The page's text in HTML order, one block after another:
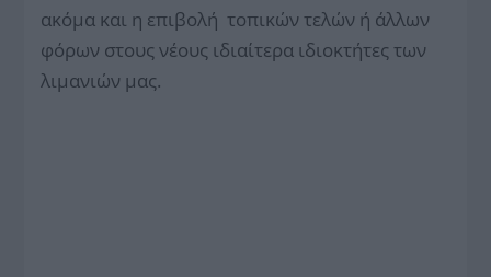
ακόμα και η επιβολή τοπικών τελών ή άλλων
φόρων στους νέους ιδιαίτερα ιδιοκτήτες των
λιμανιών μας.